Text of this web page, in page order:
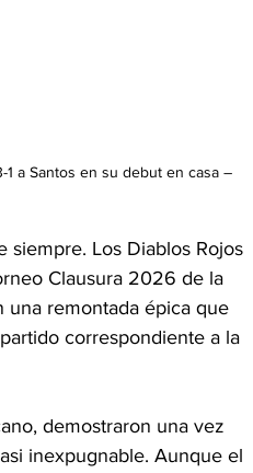
a Santos en su debut en casa –
siempre. Los Diablos Rojos
Clausura 2026 de la
una remontada épica que
correspondiente a la
demostraron una vez
inexpugnable. Aunque el